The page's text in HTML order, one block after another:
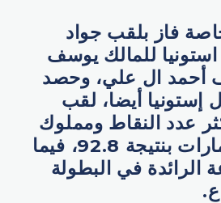
فاز بلقب جواد
استونيا للمالك يوسف
أحمد ال علي، وحصد
ونال إستونيا أيضا، لقب
عدد النقاط ومملوك
لمواطن من الإمارات بنتيجة 92.8، فيما
الرائدة في البطولة